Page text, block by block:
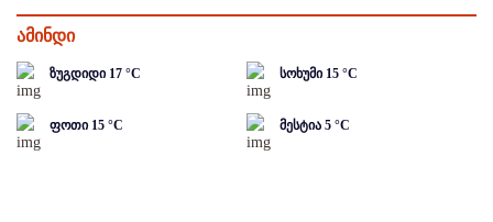
ამინდი
ზუგდიდი 17 °C სოხუმი 15 °C
ფოთი 15 °C მესტია 5 °C